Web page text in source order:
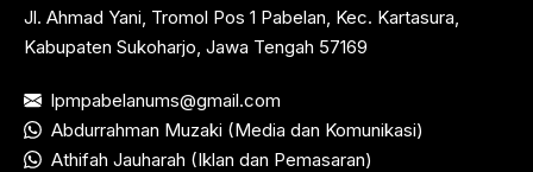
Jl. Ahmad Yani, Tromol Pos 1 Pabelan, Kec. Kartasura,
Kabupaten Sukoharjo, Jawa Tengah 57169
lpmpabelanums@gmail.com
Abdurrahman Muzaki (Media dan Komunikasi)
Athifah Jauharah (Iklan dan Pemasaran)